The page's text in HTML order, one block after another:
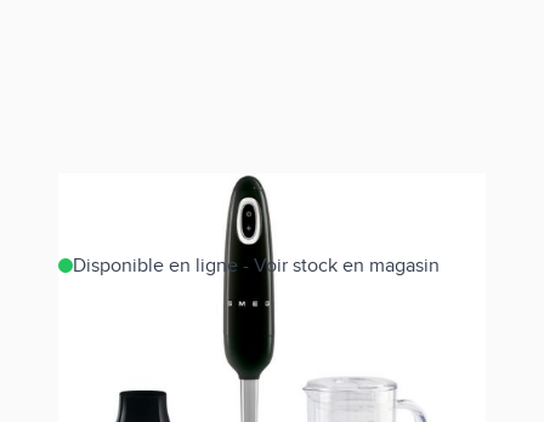
Disponible en ligne - Voir stock en magasin